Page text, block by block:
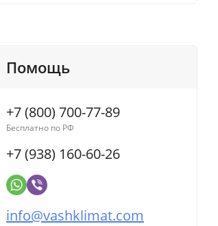
Помощь
+7 (800) 700-77-89
Бесплатно по РФ
+7 (938) 160-60-26
info@vashklimat.com